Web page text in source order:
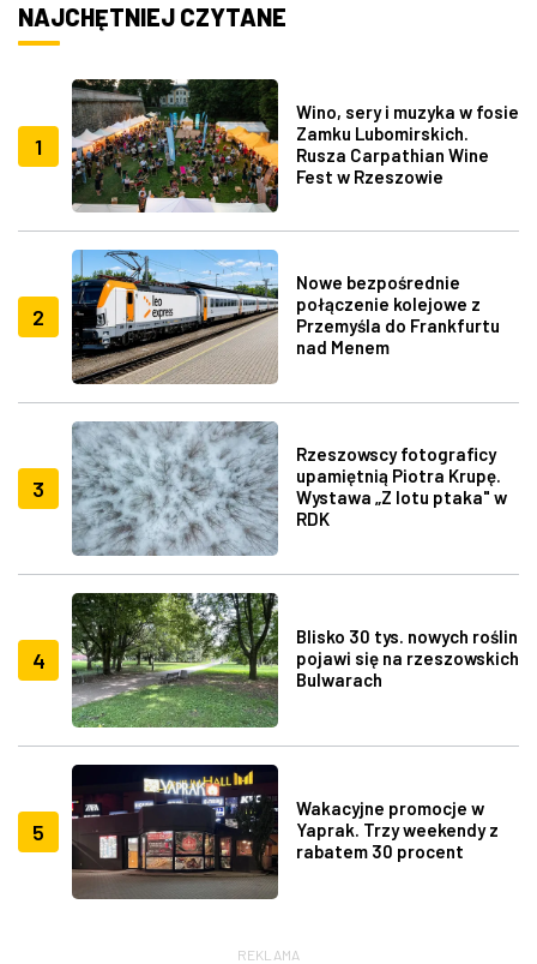
NAJCHĘTNIEJ CZYTANE
1
Wino, sery i muzyka w fosie
Zamku Lubomirskich.
Rusza Carpathian Wine
Fest w Rzeszowie
2
Nowe bezpośrednie
połączenie kolejowe z
Przemyśla do Frankfurtu
nad Menem
3
Rzeszowscy fotograficy
upamiętnią Piotra Krupę.
Wystawa „Z lotu ptaka" w
RDK
4
Blisko 30 tys. nowych roślin
pojawi się na rzeszowskich
Bulwarach
5
Wakacyjne promocje w
Yaprak. Trzy weekendy z
rabatem 30 procent
REKLAMA